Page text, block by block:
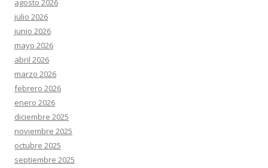
agosto 2026
julio 2026
junio 2026
mayo 2026
abril 2026
marzo 2026
febrero 2026
enero 2026
diciembre 2025
noviembre 2025
octubre 2025
septiembre 2025